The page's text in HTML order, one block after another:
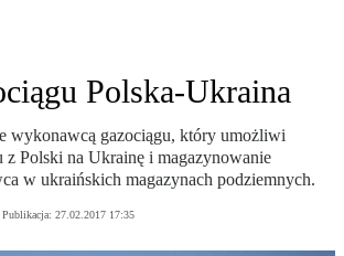
Polska-Ukraina
wykonawcą gazociągu, który umożliwi
z Polski na Ukrainę i magazynowanie
w ukraińskich magazynach podziemnych.
Publikacja: 27.02.2017 17:35